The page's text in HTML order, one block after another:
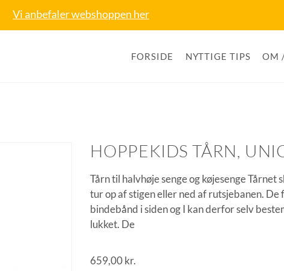
Vi anbefaler webshoppen her
FORSIDE NYTTIGE TIPS OM
HOPPEKIDS TÅRN,
Tårn til halvhøje senge og køjesenge
tur op af stigen eller ned af rutsjebanen.
bindebånd i siden og I kan derfor selv
lukket. De
659,00kr.